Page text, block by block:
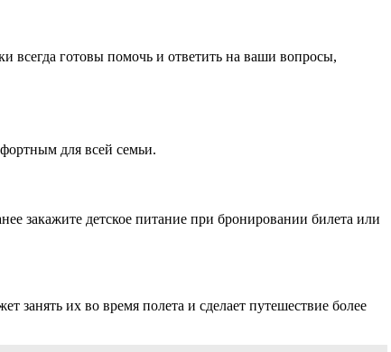
всегда готовы помочь и ответить на ваши вопросы,
для всей семьи.
закажите детское питание при бронировании билета или
занять их во время полета и сделает путешествие более